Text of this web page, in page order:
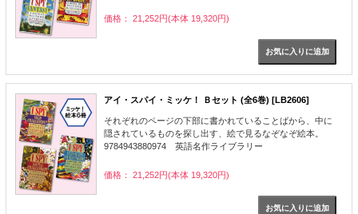
価格： 21,252円(本体 19,320円)
アイ・スパイ・ミッケ！ Ｂセット (全6巻) [LB2606]
それぞれのページの下部に書かれていることばから、中に
隠されているものを探し出す、絵で見るなぞなぞ絵本。
9784943880974 英語名作ライブラリー
価格： 21,252円(本体 19,320円)